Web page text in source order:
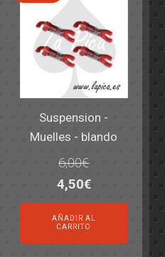
Suspension -
Muelles - blando
6,00€
El
precio
original
era:
4,50€El
precio
actual
es:
AÑADIR AL
CARRITO